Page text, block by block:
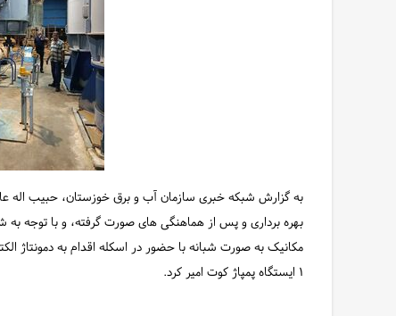
به گزارش شبکه خبری سازمان آب و برق خوزستان، حبیب اله
بهره برداری و پس از هماهنگی های صورت گرفته، و با توجه به
مکانیک به صورت شبانه با حضور در اسکله اقدام به دمونتاژ
۱ ایستگاه پمپاژ کوت امیر کرد.